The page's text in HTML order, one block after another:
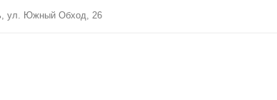
ул. Южный Обход, 26